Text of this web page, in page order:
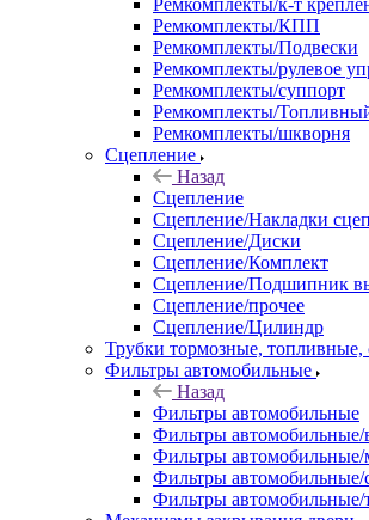
Ремкомплекты/к-т
Ремкомплекты/КПП
Ремкомплекты/Подвески
Ремкомплекты/рулевое
Ремкомплекты/суппорт
Ремкомплекты/
Ремкомплекты/шкворня
Сцепление
Назад
Сцепление
Сцепление/Накладки
Сцепление/Диски
Сцепление/Комплект
Сцепление/Подшипник
Сцепление/прочее
Сцепление/Цилиндр
Трубки тормозные,
Фильтры автомобильные
Назад
Фильтры автомобильные
Фильтры
Фильтры автомобильные/
Фильтры автомобильные/
Фильтры